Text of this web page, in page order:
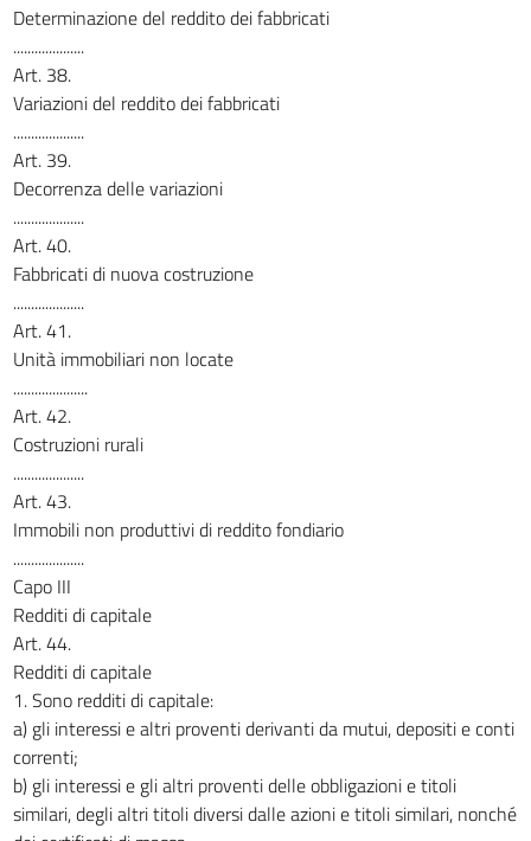
Determinazione del reddito dei fabbricati
....................
Art. 38.
Variazioni del reddito dei fabbricati
....................
Art. 39.
Decorrenza delle variazioni
....................
Art. 40.
Fabbricati di nuova costruzione
....................
Art. 41.
Unità immobiliari non locate
.....................
Art. 42.
Costruzioni rurali
....................
Art. 43.
Immobili non produttivi di reddito fondiario
....................
Capo III
Redditi di capitale
Art. 44.
Redditi di capitale
1. Sono redditi di capitale:
a) gli interessi e altri proventi derivanti da mutui, depositi e conti
correnti;
b) gli interessi e gli altri proventi delle obbligazioni e titoli
similari, degli altri titoli diversi dalle azioni e titoli similari, nonché